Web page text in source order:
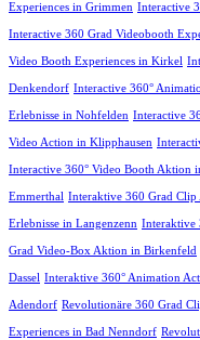
Experiences in Grimmen Interactive
Interactive 360 Grad Videobooth
Video Booth Experiences in Kirkel
Denkendorf Interactive 360°
Erlebnisse in Nohfelden Interactive
Video Action in Klipphausen
Interactive 360° Video Booth Aktion
Emmerthal Interaktive 360 Grad
Erlebnisse in Langenzenn Interaktive
Grad Video-Box Aktion in Birkenfeld
Dassel Interaktive 360° Animation
Adendorf Revolutionäre 360 Grad
Experiences in Bad Nenndorf